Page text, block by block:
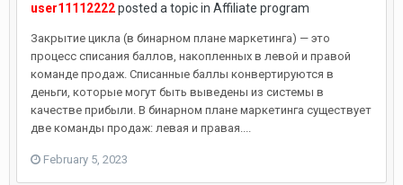
user11112222posted a topic in Affiliate program
Закрытие цикла (в бинарном плане маркетинга) — это
процесс списания баллов, накопленных в левой и правой
команде продаж. Списанные баллы конвертируются в
деньги, которые могут быть выведены из системы в
качестве прибыли. В бинарном плане маркетинга существует
две команды продаж: левая и правая....
February 5, 2023